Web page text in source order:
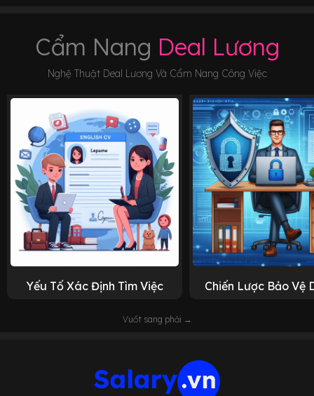
Cẩm Nang Deal Lương
Nghệ Thuật Deal Lương Và Cẩm Nang Công Việc
Yếu Tố Xác Định Tìm Việc Chiến Lược Bảo Vệ
Vuốt sang phải →